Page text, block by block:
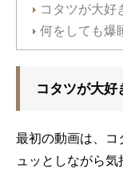
コタツが大好
何をしても爆
コタツが大好
最初の動画は、
ュッとしながら気